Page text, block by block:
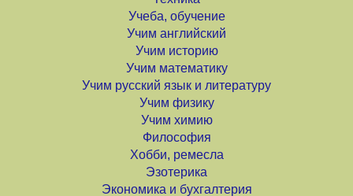
Учеба, обучение
Учим английский
Учим историю
Учим математику
Учим русский язык и литературу
Учим физику
Учим химию
Философия
Хобби, ремесла
Эзотерика
Экономика и бухгалтерия